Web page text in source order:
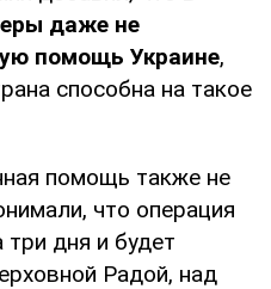
даже не
помощь Украине,
способна на такое
помощь также не
что операция
дня и будет
Радой, над